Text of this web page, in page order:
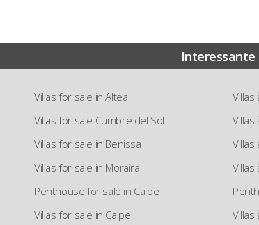
Interessante
Villas for sale in Altea
Villas for sale Cumbre del Sol
Villas for sale in Benissa
Villas for sale in Moraira
Penthouse for sale in Calpe
Villas for sale in Calpe
Villas
Villas
Villas
Villas
Villas